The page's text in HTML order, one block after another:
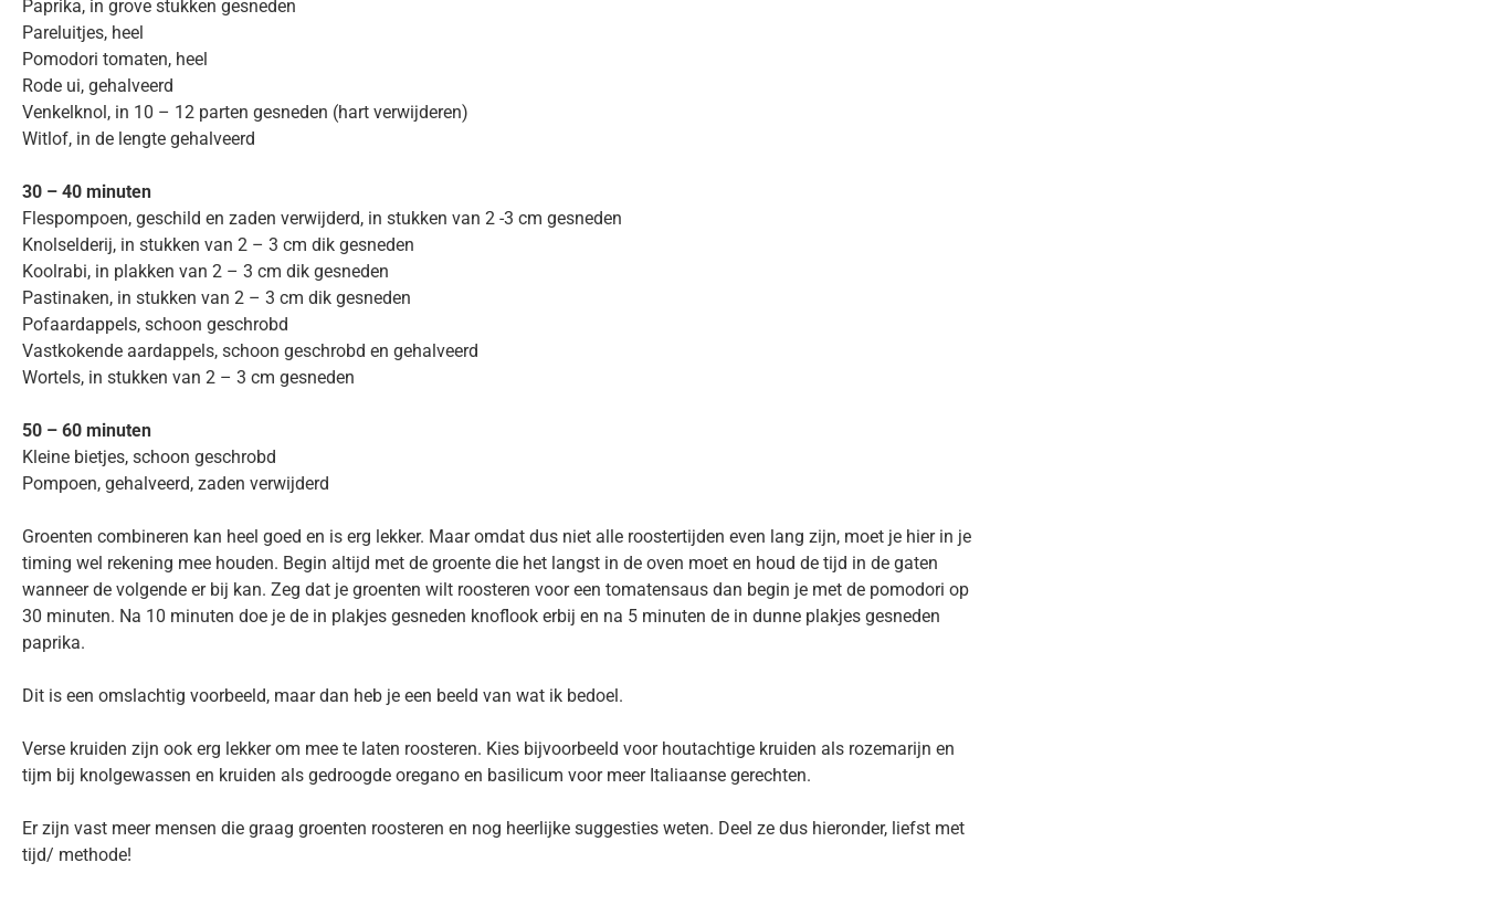
Paprika, in grove stukken gesneden
Pareluitjes, heel
Pomodori tomaten, heel
Rode ui, gehalveerd
Venkelknol, in 10 – 12 parten gesneden (hart verwijderen)
Witlof, in de lengte gehalveerd
30 – 40 minuten
Flespompoen, geschild en zaden verwijderd, in stukken van 2 -3 cm gesneden
Knolselderij, in stukken van 2 – 3 cm dik gesneden
Koolrabi, in plakken van 2 – 3 cm dik gesneden
Pastinaken, in stukken van 2 – 3 cm dik gesneden
Pofaardappels, schoon geschrobd
Vastkokende aardappels, schoon geschrobd en gehalveerd
Wortels, in stukken van 2 – 3 cm gesneden
50 – 60 minuten
Kleine bietjes, schoon geschrobd
Pompoen, gehalveerd, zaden verwijderd
Groenten combineren kan heel goed en is erg lekker. Maar omdat dus niet alle roostertijden even lang zijn, moet je hier in je
timing wel rekening mee houden. Begin altijd met de groente die het langst in de oven moet en houd de tijd in de gaten
wanneer de volgende er bij kan. Zeg dat je groenten wilt roosteren voor een tomatensaus dan begin je met de pomodori op
30 minuten. Na 10 minuten doe je de in plakjes gesneden knoflook erbij en na 5 minuten de in dunne plakjes gesneden
paprika.
Dit is een omslachtig voorbeeld, maar dan heb je een beeld van wat ik bedoel.
Verse kruiden zijn ook erg lekker om mee te laten roosteren. Kies bijvoorbeeld voor houtachtige kruiden als rozemarijn en
tijm bij knolgewassen en kruiden als gedroogde oregano en basilicum voor meer Italiaanse gerechten.
Er zijn vast meer mensen die graag groenten roosteren en nog heerlijke suggesties weten. Deel ze dus hieronder, liefst met
tijd/ methode!